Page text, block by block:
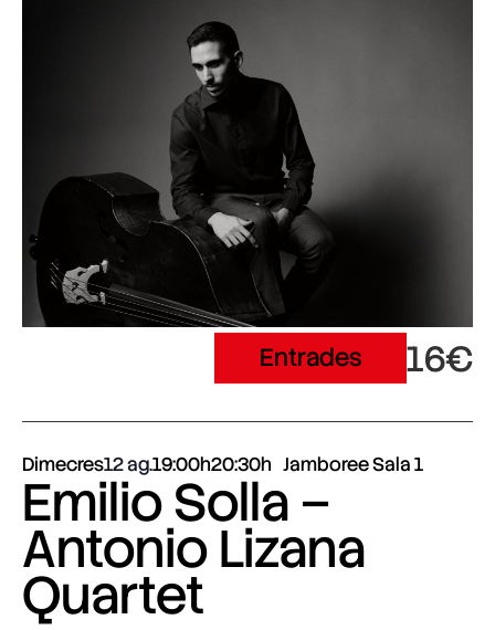
Entrades 16€
Dimecres12 ag.19:00h20:30h Jamboree Sala 1
Emilio Solla –
Antonio Lizana
Quartet